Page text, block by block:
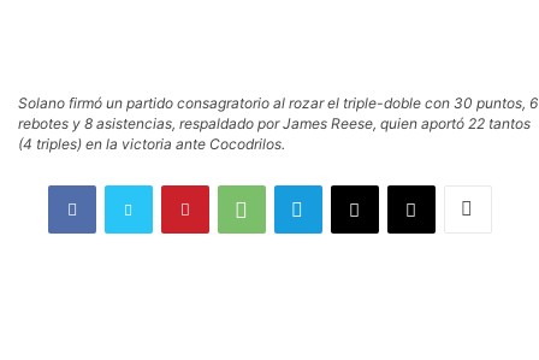
Solano firmó un partido consagratorio al rozar el triple-doble con 30 puntos, 6
rebotes y 8 asistencias, respaldado por James Reese, quien aportó 22 tantos
(4 triples) en la victoria ante Cocodrilos.